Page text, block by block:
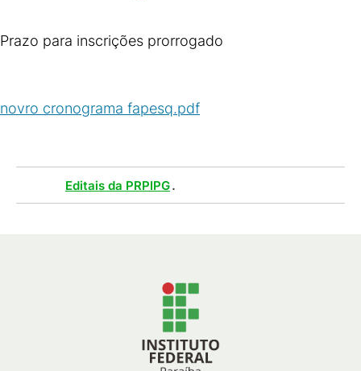
Prazo para inscrições prorrogado
novro cronograma fapesq.pdf
Editais da PRPIPG.